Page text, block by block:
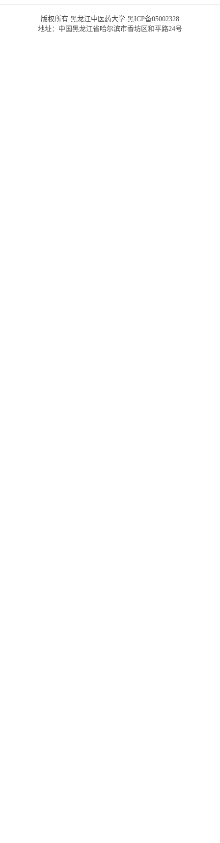
版权所有 黑龙江中医药大学 黑ICP备05002328
地址：中国黑龙江省哈尔滨市香坊区和平路24号